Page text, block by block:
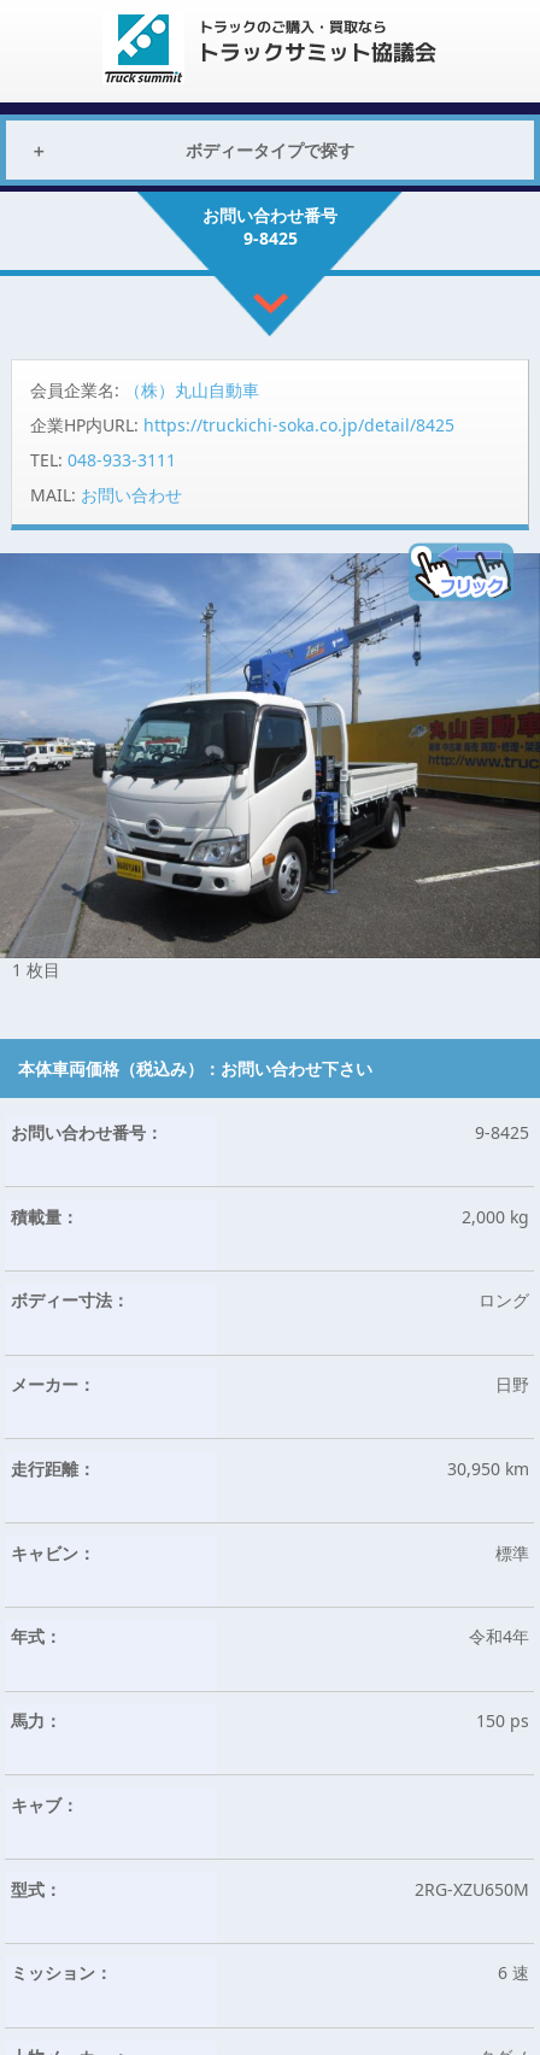
ボディータイプで探す
お問い合わせ番号
9-8425
会員企業名:
（株）丸山自動車
企業HP内URL: https://truckichi-soka.co.jp/detail/8425
TEL: 048-933-3111
MAIL: お問い合わせ
1 枚目
本体車両価格（税込み）： お問い合わせ下さい
お問い合わせ番号： 9-8425
積載量： 2,000 kg
ボディー寸法： ロング
メーカー： 日野
走行距離： 30,950 km
キャビン： 標準
年式： 令和4年
馬力： 150 ps
キャブ：
型式： 2RG-XZU650M
ミッション： 6 速